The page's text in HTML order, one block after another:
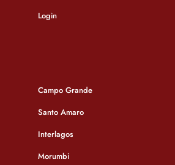
Login
Campo Grande
Santo Amaro
Interlagos
Morumbi